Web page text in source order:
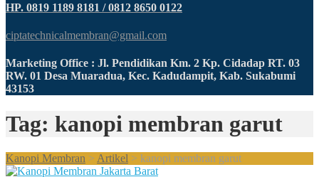
HP. 0819 1189 8181 / 0812 8650 0122
ciptatechnicalmembran@gmail.com
Marketing Office : Jl. Pendidikan Km. 2 Kp. Cidadap RT. 03
RW. 01 Desa Muaradua, Kec. Kadudampit, Kab. Sukabumi
43153
Tag: kanopi membran garut
Kanopi Membran > Artikel > kanopi membran garut